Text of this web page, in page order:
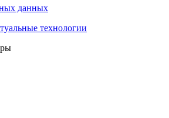
данных
технологии